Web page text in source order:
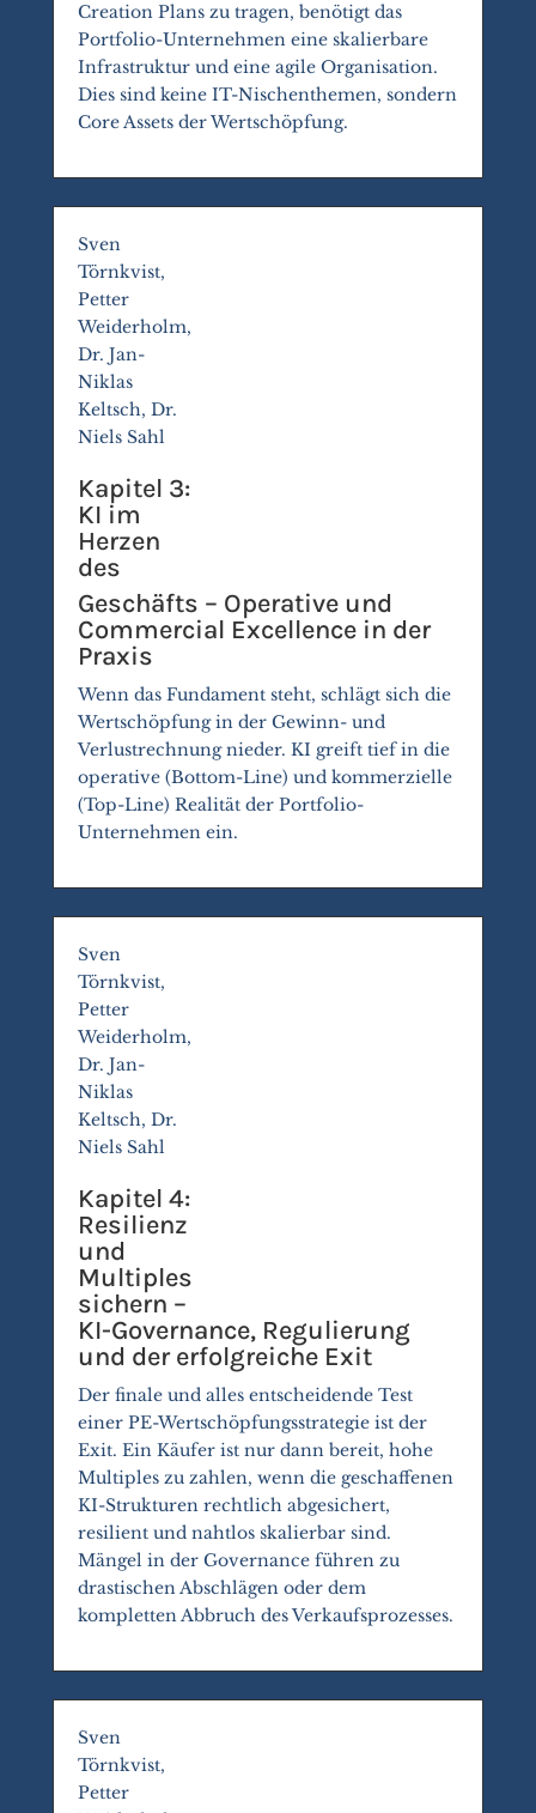
Creation Plans zu tragen, benötigt das
Portfolio-Unternehmen eine skalierbare
Infrastruktur und eine agile Organisation.
Dies sind keine IT-Nischenthemen, sondern
Core Assets der Wertschöpfung.
Sven
Törnkvist,
Petter
Weiderholm,
Dr. Jan-
Niklas
Keltsch, Dr.
Niels Sahl
Kapitel 3:
KI im
Herzen
des
Geschäfts – Operative und
Commercial Excellence in der
Praxis
Wenn das Fundament steht, schlägt sich die
Wertschöpfung in der Gewinn- und
Verlustrechnung nieder. KI greift tief in die
operative (Bottom-Line) und kommerzielle
(Top-Line) Realität der Portfolio-
Unternehmen ein.
Sven
Törnkvist,
Petter
Weiderholm,
Dr. Jan-
Niklas
Keltsch, Dr.
Niels Sahl
Kapitel 4:
Resilienz
und
Multiples
sichern –
KI-Governance, Regulierung
und der erfolgreiche Exit
Der finale und alles entscheidende Test
einer PE-Wertschöpfungsstrategie ist der
Exit. Ein Käufer ist nur dann bereit, hohe
Multiples zu zahlen, wenn die geschaffenen
KI-Strukturen rechtlich abgesichert,
resilient und nahtlos skalierbar sind.
Mängel in der Governance führen zu
drastischen Abschlägen oder dem
kompletten Abbruch des Verkaufsprozesses.
Sven
Törnkvist,
Petter